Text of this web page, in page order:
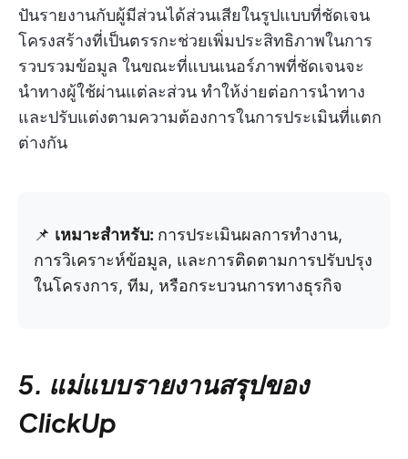
ปันรายงานกับผู้มีส่วนได้ส่วนเสียในรูปแบบที่ชัดเจน
โครงสร้างที่เป็นตรรกะช่วยเพิ่มประสิทธิภาพในการ
รวบรวมข้อมูล ในขณะที่แบนเนอร์ภาพที่ชัดเจนจะ
นำทางผู้ใช้ผ่านแต่ละส่วน ทำให้ง่ายต่อการนำทาง
และปรับแต่งตามความต้องการในการประเมินที่แตก
ต่างกัน
📌 เหมาะสำหรับ: การประเมินผลการทำงาน,
การวิเคราะห์ข้อมูล, และการติดตามการปรับปรุง
ในโครงการ, ทีม, หรือกระบวนการทางธุรกิจ
5. แม่แบบรายงานสรุปของ
ClickUp